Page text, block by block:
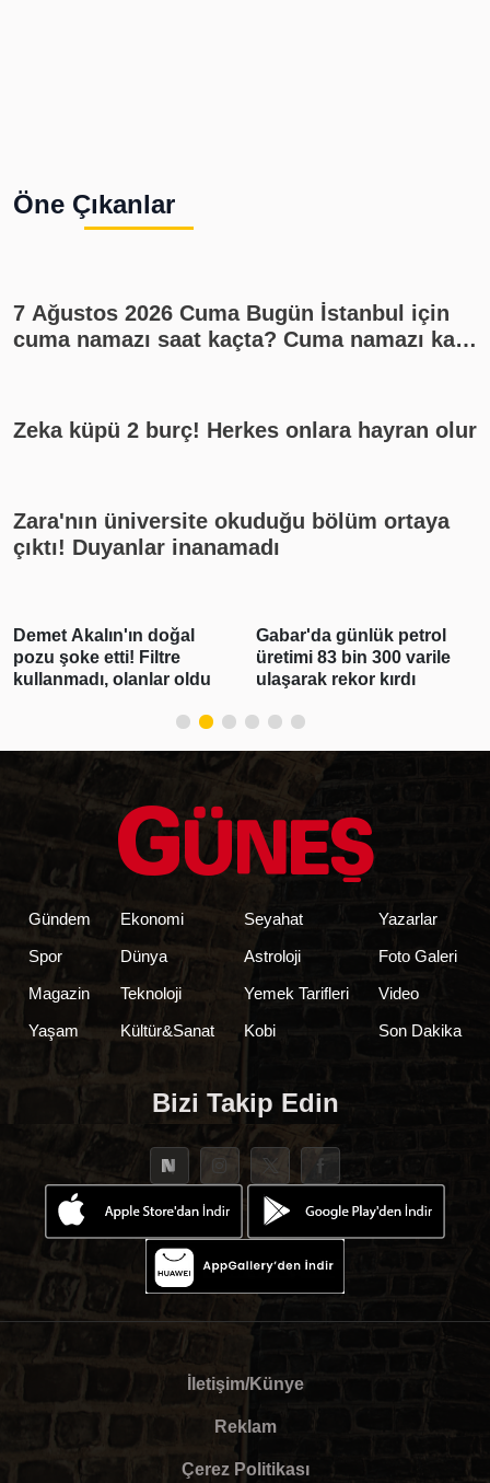
Öne Çıkanlar
7 Ağustos 2026 Cuma Bugün İstanbul için
cuma namazı saat kaçta? Cuma namazı kaç
Zeka küpü 2 burç! Herkes onlara hayran olur
Zara'nın üniversite okuduğu bölüm ortaya
çıktı! Duyanlar inanamadı
Demet Akalın'ın doğal
pozu şoke etti! Filtre
kullanmadı, olanlar oldu
Gabar'da günlük petrol
üretimi 83 bin 300 varile
ulaşarak rekor kırdı
Gündem
Spor
Magazin
Yaşam
Ekonomi
Dünya
Teknoloji
Kültür&Sanat
Seyahat
Astroloji
Yemek Tarifleri
Kobi
Yazarlar
Foto Galeri
Video
Son Dakika
Bizi Takip Edin
İletişim/Künye
Reklam
Çerez Politikası